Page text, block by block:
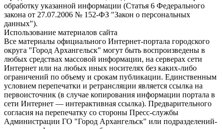
обработку указанной информации (Статья 6 Федерального
закона от 27.07.2006 № 152-ФЗ "Закон о персональных
данных").
Использование материалов сайта
Все материалы официального Интернет-портала городского
округа "Город Архангельск" могут быть воспроизведены в
любых средствах массовой информации, на серверах сети
Интернет или на любых иных носителях без каких-либо
ограничений по объему и срокам публикации. Единственным
условием перепечатки и ретрансляции является ссылка на
первоисточник (в случае копирования информации портала в
сети Интернет — интерактивная ссылка). Предварительного
согласия на перепечатку со стороны Пресс-службы
Администрации ГО "Город Архангельск" или подразделений-